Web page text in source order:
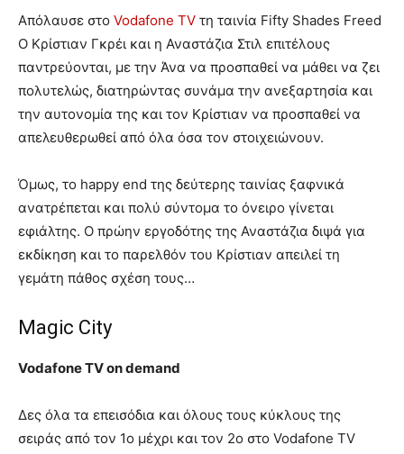
Απόλαυσε στο Vodafone TV τη ταινία Fifty Shades Freed
Ο Κρίστιαν Γκρέι και η Αναστάζια Στιλ επιτέλους
παντρεύονται, με την Άνα να προσπαθεί να μάθει να ζει
πολυτελώς, διατηρώντας συνάμα την ανεξαρτησία και
την αυτονομία της και τον Κρίστιαν να προσπαθεί να
απελευθερωθεί από όλα όσα τον στοιχειώνουν.
Όμως, το happy end της δεύτερης ταινίας ξαφνικά
ανατρέπεται και πολύ σύντομα το όνειρο γίνεται
εφιάλτης. Ο πρώην εργοδότης της Αναστάζια διψά για
εκδίκηση και το παρελθόν του Κρίστιαν απειλεί τη
γεμάτη πάθος σχέση τους…
Magic City
Vodafone TV on demand
Δες όλα τα επεισόδια και όλους τους κύκλους της
σειράς από τον 1ο μέχρι και τον 2ο στο Vodafone TV